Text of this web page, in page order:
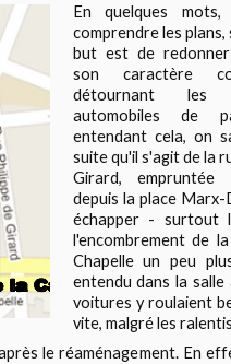
En quelques
comprendre les plans,
but est de
son caractère
détournant les
automobiles de
entendant cela, on
suite qu'il s'agit de la
Girard, empruntée
depuis la place
échapper - surtout
l'encombrement de
Chapelle un peu
entendu dans la salle
voitures y roulaient
vite, malgré les
le réaménagement. En